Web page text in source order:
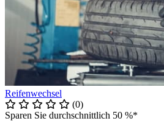
Reifenwechsel
(0)
Sparen Sie durchschnittlich 50 %*